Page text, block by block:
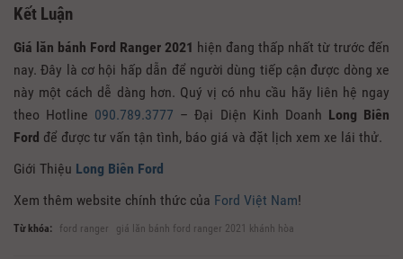
Kết Luận
Giá lăn bánh Ford Ranger 2021 hiện đang thấp nhất từ trước đến
nay. Đây là cơ hội hấp dẫn để người dùng tiếp cận được dòng xe
này một cách dễ dàng hơn. Quý vị có nhu cầu hãy liên hệ ngay
theo Hotline 090.789.3777 – Đại Diện Kinh Doanh Long Biên
Ford để được tư vấn tận tình, báo giá và đặt lịch xem xe lái thử.
Giới Thiệu Long Biên Ford
Xem thêm website chính thức của Ford Việt Nam!
Từ khóa: ford ranger giá lăn bánh ford ranger 2021 khánh hòa